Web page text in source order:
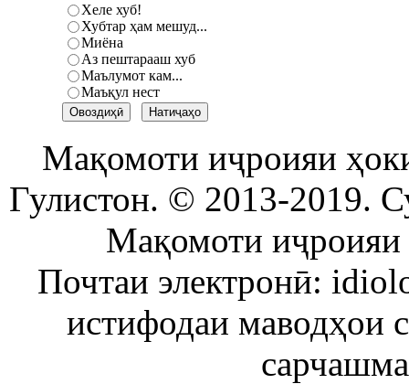
Хеле хуб!
Хубтар ҳам мешуд...
Миёна
Аз пештарааш хуб
Маълумот кам...
Маъқул нест
Мақомоти иҷроияи
Гулистон. © 2013-2019.
Мақомоти иҷроияи
Почтаи электронӣ:
истифодаи маводҳои